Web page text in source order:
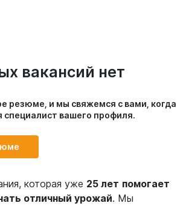
вакансий нет
резюме, и мы свяжемся с вами, когда
специалист вашего профиля.
которая уже 25 лет помогает
отличный урожай. Мы